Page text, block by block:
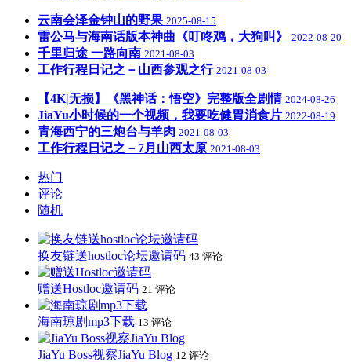
云南会泽金钟山的野果 2025-08-15
雷公马与海南话版本神曲《叮咚鸡，大狗叫》 2022-08-20
千里归途 一路向南 2021-08-03
工作行程日记之－山西参观之行 2021-08-03
【4K|无损】《黑神话：悟空》完整版全剧情 2024-08-26
JiaYu小时候的一个视频，我要吃健胃消食片 2022-08-19
青海西宁的三炮台与羊肉 2021-08-03
工作行程日记之－7月山西太原 2021-08-03
热门
评论
随机
换友链送hostloc论坛邀请码 43 评论
赠送Hostloc邀请码 21 评论
海南琼剧mp3下载 13 评论
JiaYu Boss视察JiaYu Blog 12 评论